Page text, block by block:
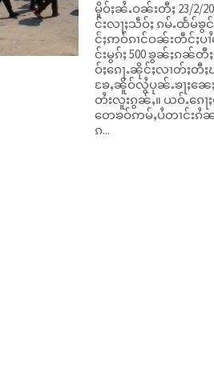
မိူဝ်ႈၼႆႉဝၼ်းတီႈ 23/2/
င်းလႃႈသဵဝ်ႈ ၵမ်ႉထႅမ်ၶွ
င်ႈဢဝ်ၵၢင်ဝၼ်းတဵင်ႈပ
င်းမွၵ်ႈ 500 ၶွၼ်ႈၵၼ်တီႈပွၵ်ႉ
ဝ်ႈၵေႃႉၼိုင်ႈလၢတ်ႈတီႈ
ၶႄႇၼိူဝ်လွႆပုၼ်ႉၶႃႈၼေႈ
တႆးလူးၵွၼ်ႇ။ ယဝ်ႉၵေ
တေၶဝ်ဢမ်ႇပႆတၢင်းၵႆ
ၵ...